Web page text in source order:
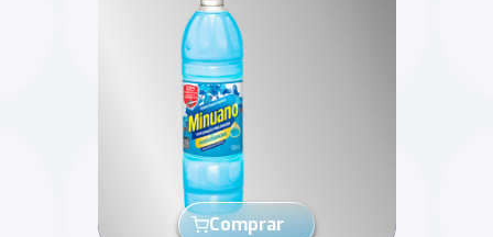
Comprar